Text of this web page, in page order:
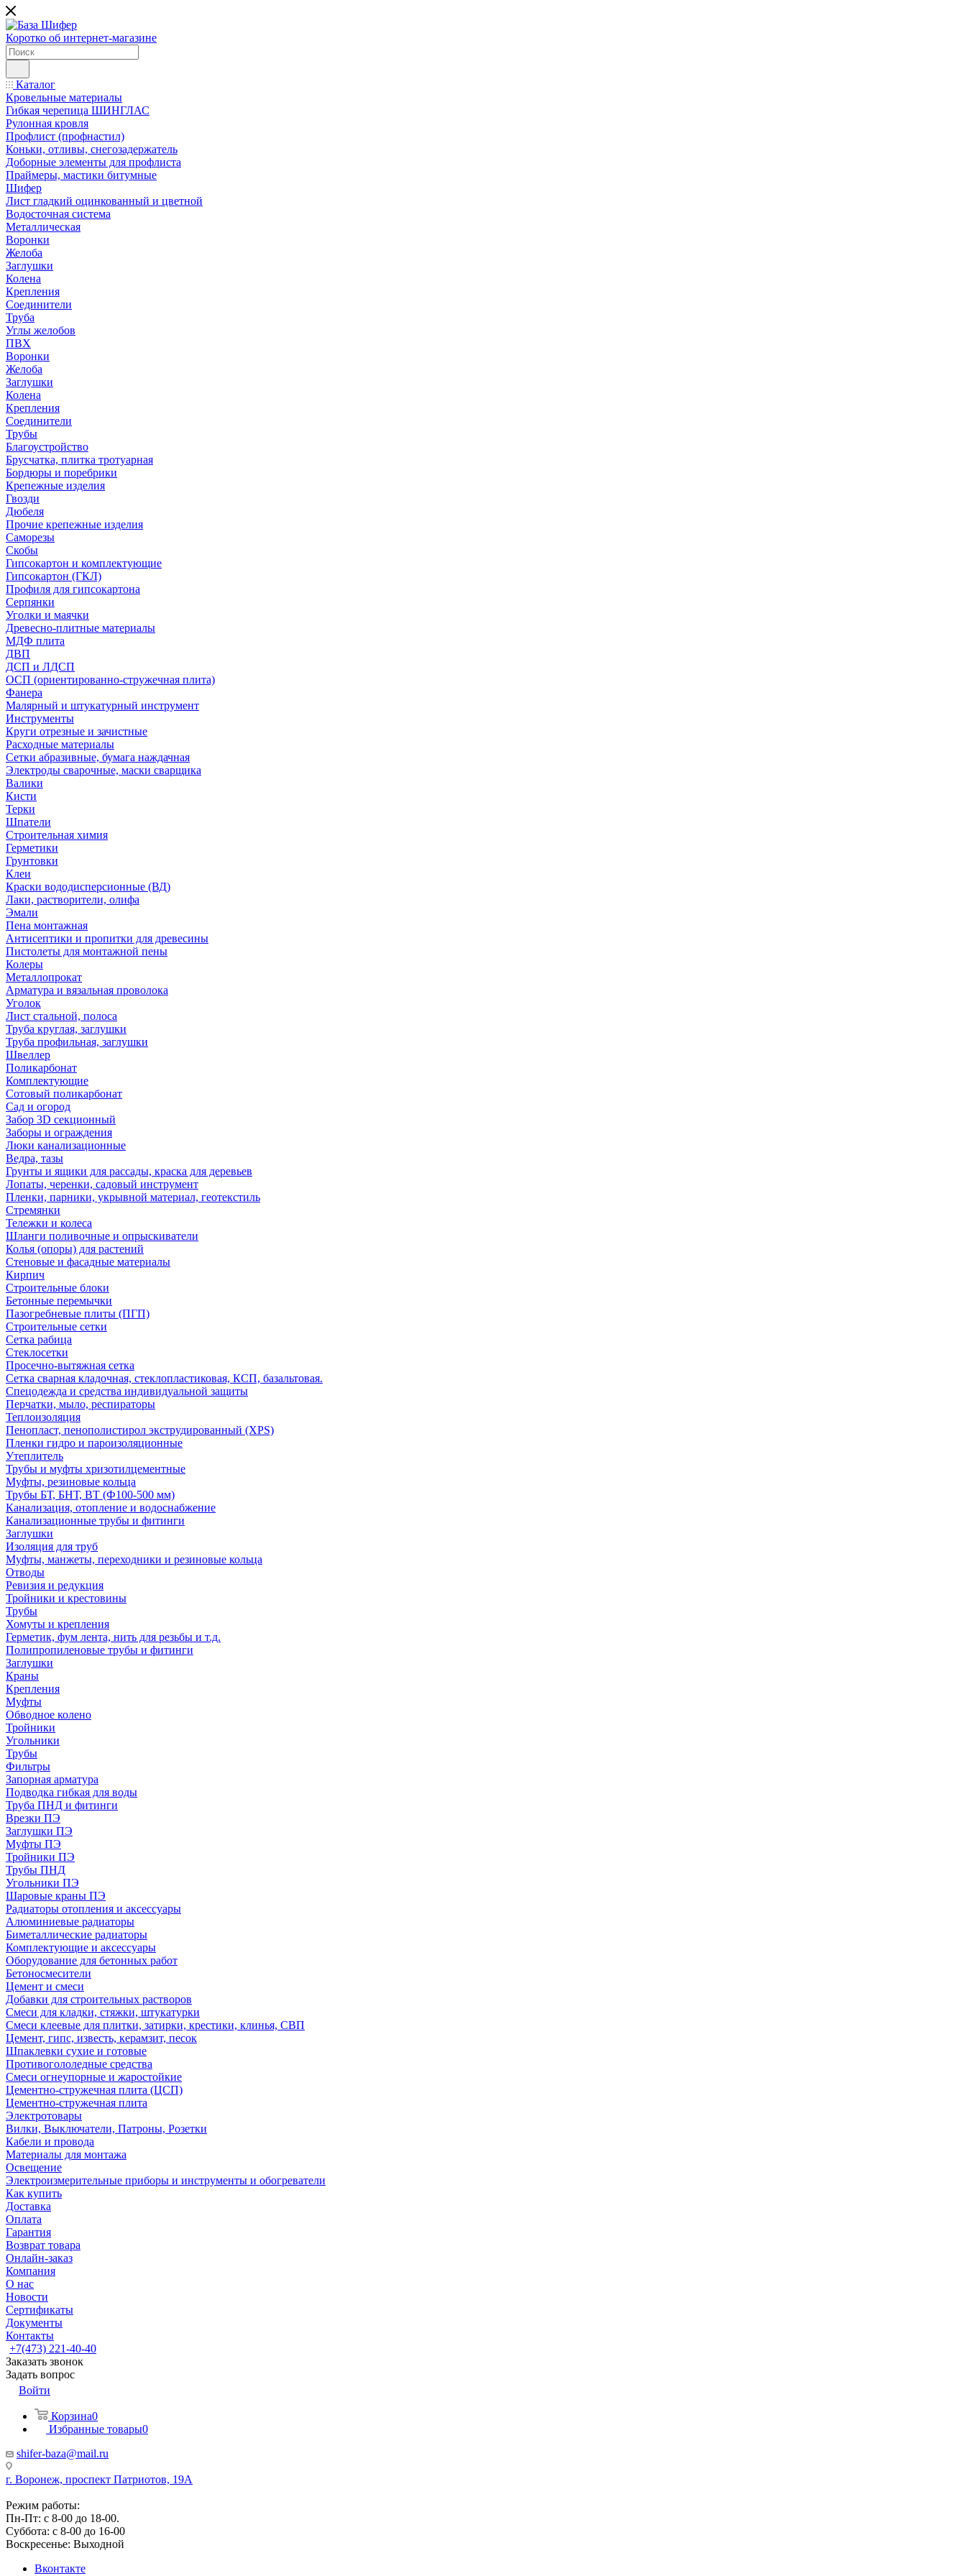
Коротко об интернет-магазине
Каталог
Кровельные материалы
Гибкая черепица ШИНГЛАС
Рулонная кровля
Профлист (профнастил)
Коньки, отливы, снегозадержатель
Доборные элементы для профлиста
Праймеры, мастики битумные
Шифер
Лист гладкий оцинкованный и цветной
Водосточная система
Металлическая
Воронки
Желоба
Заглушки
Колена
Крепления
Соединители
Труба
Углы желобов
ПВХ
Воронки
Желоба
Заглушки
Колена
Крепления
Соединители
Трубы
Благоустройство
Брусчатка, плитка тротуарная
Бордюры и поребрики
Крепежные изделия
Гвозди
Дюбеля
Прочие крепежные изделия
Саморезы
Скобы
Гипсокартон и комплектующие
Гипсокартон (ГКЛ)
Профиля для гипсокартона
Серпянки
Уголки и маячки
Древесно-плитные материалы
МДФ плита
ДВП
ДСП и ЛДСП
ОСП (ориентированно-стружечная плита)
Фанера
Малярный и штукатурный инструмент
Инструменты
Круги отрезные и зачистные
Расходные материалы
Сетки абразивные, бумага наждачная
Электроды сварочные, маски сварщика
Валики
Кисти
Терки
Шпатели
Строительная химия
Герметики
Грунтовки
Клеи
Краски вододисперсионные (ВД)
Лаки, растворители, олифа
Эмали
Пена монтажная
Антисептики и пропитки для древесины
Пистолеты для монтажной пены
Колеры
Металлопрокат
Арматура и вязальная проволока
Уголок
Лист стальной, полоса
Труба круглая, заглушки
Труба профильная, заглушки
Швеллер
Поликарбонат
Комплектующие
Сотовый поликарбонат
Сад и огород
Забор 3D секционный
Заборы и ограждения
Люки канализационные
Ведра, тазы
Грунты и ящики для рассады, краска для деревьев
Лопаты, черенки, садовый инструмент
Пленки, парники, укрывной материал, геотекстиль
Стремянки
Тележки и колеса
Шланги поливочные и опрыскиватели
Колья (опоры) для растений
Стеновые и фасадные материалы
Кирпич
Строительные блоки
Бетонные перемычки
Пазогребневые плиты (ПГП)
Строительные сетки
Сетка рабица
Стеклосетки
Просечно-вытяжная сетка
Сетка сварная кладочная, стеклопластиковая, КСП, базальтовая.
Спецодежда и средства индивидуальной защиты
Перчатки, мыло, респираторы
Теплоизоляция
Пенопласт, пенополистирол экструдированный (XPS)
Пленки гидро и пароизоляционные
Утеплитель
Трубы и муфты хризотилцементные
Муфты, резиновые кольца
Трубы БТ, БНТ, ВТ (Ф100-500 мм)
Канализация, отопление и водоснабжение
Канализационные трубы и фитинги
Заглушки
Изоляция для труб
Муфты, манжеты, переходники и резиновые кольца
Отводы
Ревизия и редукция
Тройники и крестовины
Трубы
Хомуты и крепления
Герметик, фум лента, нить для резьбы и т.д.
Полипропиленовые трубы и фитинги
Заглушки
Краны
Крепления
Муфты
Обводное колено
Тройники
Угольники
Трубы
Фильтры
Запорная арматура
Подводка гибкая для воды
Труба ПНД и фитинги
Врезки ПЭ
Заглушки ПЭ
Муфты ПЭ
Тройники ПЭ
Трубы ПНД
Угольники ПЭ
Шаровые краны ПЭ
Радиаторы отопления и аксессуары
Алюминиевые радиаторы
Биметаллические радиаторы
Комплектующие и аксессуары
Оборудование для бетонных работ
Бетоносмесители
Цемент и смеси
Добавки для строительных растворов
Смеси для кладки, стяжки, штукатурки
Смеси клеевые для плитки, затирки, крестики, клинья, СВП
Цемент, гипс, известь, керамзит, песок
Шпаклевки сухие и готовые
Противогололедные средства
Смеси огнеупорные и жаростойкие
Цементно-стружечная плита (ЦСП)
Цементно-стружечная плита
Электротовары
Вилки, Выключатели, Патроны, Розетки
Кабели и провода
Материалы для монтажа
Освещение
Электроизмерительные приборы и инструменты и обогреватели
Как купить
Доставка
Оплата
Гарантия
Возврат товара
Онлайн-заказ
Компания
О нас
Новости
Сертификаты
Документы
Контакты
+7(473) 221-40-40
Заказать звонок
Задать вопрос
Войти
Корзина0
Избранные товары0
shifer-baza@mail.ru
г. Воронеж, проспект Патриотов, 19А
Режим работы:
Пн-Пт: с 8-00 до 18-00.
Суббота: с 8-00 до 16-00
Воскресенье: Выходной
Вконтакте